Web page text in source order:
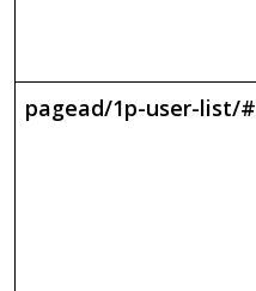
pagead/1p-user-list/#